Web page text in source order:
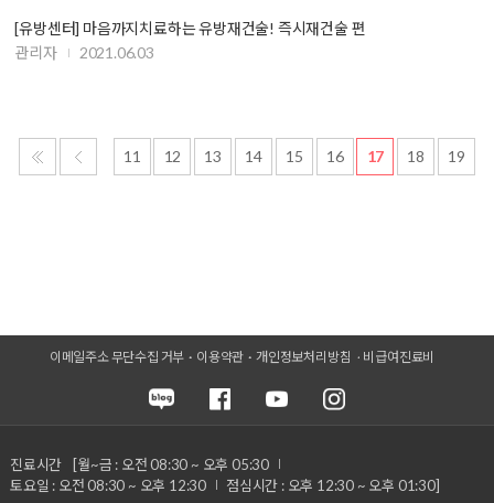
[유방센터] 마음까지치료하는 유방재건술! 즉시재건술 편
관리자
2021.06.03
11 12 13 14 15 16 17 18 19
이메일주소 무단수집 거부 이용약관 개인정보처리방침 비급여진료비
진료시간
[월~금 : 오전 08:30 ~ 오후 05:30
토요일 : 오전 08:30 ~ 오후 12:30
점심시간 : 오후 12:30 ~ 오후 01:30]